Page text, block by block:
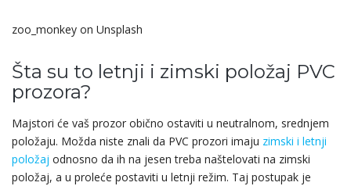
zoo_monkey on Unsplash
Šta su to letnji i zimski položaj PVC
prozora?
Majstori će vaš prozor obično ostaviti u neutralnom, srednjem
položaju. Možda niste znali da PVC prozori imaju zimski i letnji
položaj odnosno da ih na jesen treba naštelovati na zimski
položaj, a u proleće postaviti u letnji režim. Taj postupak je